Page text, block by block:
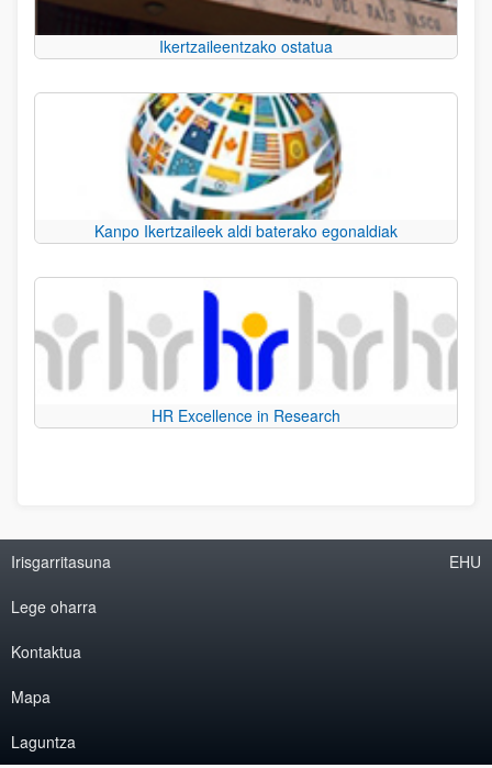
Ikertzaileentzako ostatua
Kanpo Ikertzaileek aldi baterako egonaldiak
HR Excellence in Research
Irisgarritasuna
Lege oharra
Kontaktua
Mapa
Laguntza
EHU